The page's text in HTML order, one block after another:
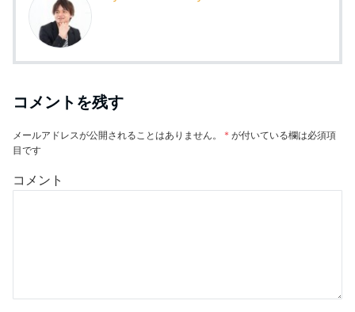
コメントを残す
メールアドレスが公開されることはありません。 * が付いている欄は必須項
目です
コメント